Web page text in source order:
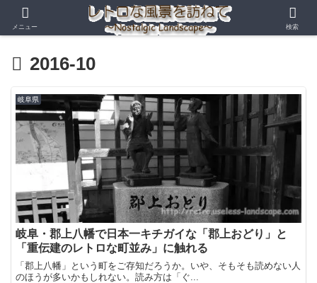
2016-10
岐阜県
岐阜・郡上八幡で日本一キチガイな「郡上おどり」と
「重伝建のレトロな町並み」に触れる
「郡上八幡」という町をご存知だろうか。いや、そもそも読めない人
のほうが多いかもしれない。読み方は「ぐ...
メニュー 検索